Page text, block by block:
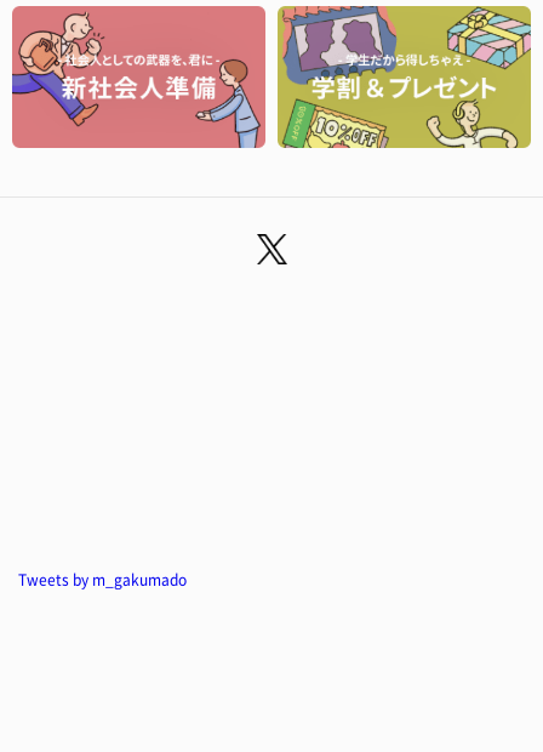
Tweets by m_gakumado